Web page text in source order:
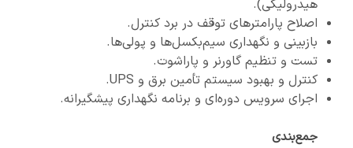
هیدرولیکی).
اصلاح پارامترهای توقف در برد کنترل.
بازبینی و نگهداری سیم‌بکسل‌ها و پولی‌ها.
تست و تنظیم گاورنر و پاراشوت.
کنترل و بهبود سیستم تأمین برق و UPS.
اجرای سرویس دوره‌ای و برنامه نگهداری پیشگیرانه.
جمع‌بندی